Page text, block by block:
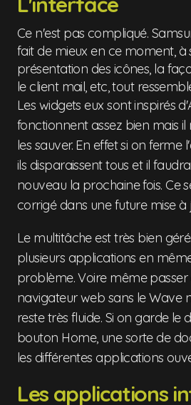
Ce n'est pas compliqué.
fait de mieux en ce moment, à
présentation des icônes, la
le client mail, etc, tout
Les widgets eux sont inspirés
fonctionnent assez bien mais
les sauver. En effet si on ferme
ils disparaissent tous et il
nouveau la prochaine fois. Ce
corrigé dans une future mise à
Le multitâche est très bien
plusieurs applications en
problème. Voire même passer
navigateur web sans le Wave
reste très fluide. Si on garde le
bouton Home, une sorte de
les différentes applications
Les applications